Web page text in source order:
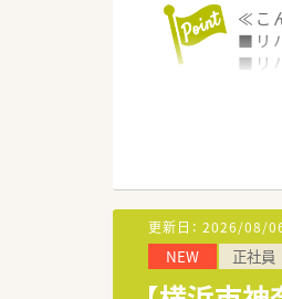
≪こ
■リ
■リ
■老
通
■調
■服
■注
≪お
更新日： 2026/08/
NEW 正社員